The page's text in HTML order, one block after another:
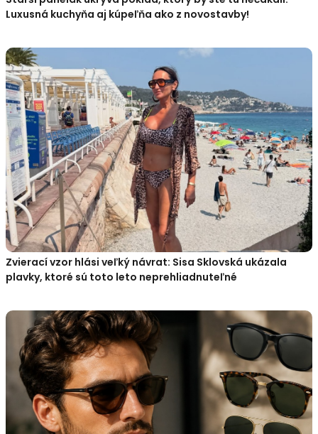
Luxusná kuchyňa aj kúpeľňa ako z novostavby!
Zvierací vzor hlási veľký návrat: Sisa Sklovská ukázala
plavky, ktoré sú toto leto neprehliadnuteľné